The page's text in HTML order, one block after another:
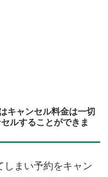
キャンセル料金は一切
ルすることができま
しまい予約をキャン